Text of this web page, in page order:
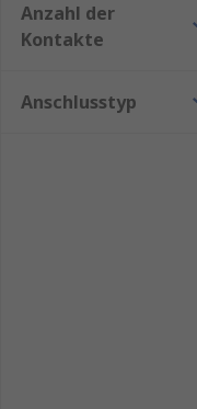
Anzahl der
Kontakte
Anschlusstyp